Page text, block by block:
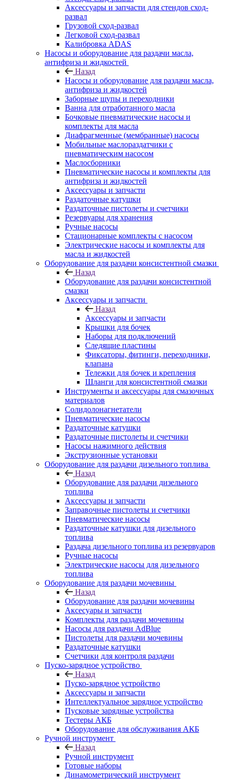
Аксессуары и запчасти для стендов сход-
развал
Грузовой сход-развал
Легковой сход-развал
Калибровка ADAS
Насосы и оборудование для раздачи масла,
антифриза и жидкостей
Назад
Насосы и оборудование для раздачи масла,
антифриза и жидкостей
Заборные щупы и переходники
Ванна для отработанного масла
Бочковые пневматические насосы и
комплекты для масла
Диафрагменные (мембранные) насосы
Мобильные маслораздатчики с
пневматическим насосом
Маслосборники
Пневматические насосы и комплекты для
антифриза и жидкостей
Аксессуары и запчасти
Раздаточные катушки
Раздаточные пистолеты и счетчики
Резервуары для хранения
Ручные насосы
Стационарные комплекты с насосом
Электрические насосы и комплекты для
масла и жидкостей
Оборудование для раздачи консистентной смазки
Назад
Оборудование для раздачи консистентной
смазки
Аксессуары и запчасти
Назад
Аксессуары и запчасти
Крышки для бочек
Наборы для подключений
Следящие пластины
Фиксаторы, фитинги, переходники,
клапана
Тележки для бочек и крепления
Шланги для консистентной смазки
Инструменты и аксессуары для смазочных
материалов
Солидолонагнетатели
Пневматические насосы
Раздаточные катушки
Раздаточные пистолеты и счетчики
Насосы нажимного действия
Экструзионные установки
Оборудование для раздачи дизельного топлива
Назад
Оборудование для раздачи дизельного
топлива
Аксессуары и запчасти
Заправочные пистолеты и счетчики
Пневматические насосы
Раздаточные катушки для дизельного
топлива
Раздача дизельного топлива из резервуаров
Ручные насосы
Электрические насосы для дизельного
топлива
Оборудование для раздачи мочевины
Назад
Оборудование для раздачи мочевины
Аксесуары и запчасти
Комплекты для раздачи мочевины
Насосы для раздачи AdBlue
Пистолеты для раздачи мочевины
Раздаточные катушки
Счетчики для контроля раздачи
Пуско-зарядное устройство
Назад
Пуско-зарядное устройство
Аксессуары и запчасти
Интеллектуальное зарядное устройство
Пусковые зарядные устройства
Тестеры АКБ
Оборудование для обслуживания АКБ
Ручной инструмент
Назад
Ручной инструмент
Готовые наборы
Динамометрический инструмент